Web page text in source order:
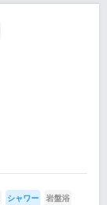
シャワー 岩盤浴